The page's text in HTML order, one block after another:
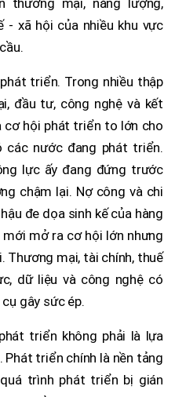
xã hội của nhiều khu vực
triển. Trong nhiều thập
đầu tư, công nghệ và kết
cơ hội phát triển to lớn cho
các nước đang phát triển.
lực ấy đang đứng trước
chậm lại. Nợ công và chi
đe dọa sinh kế của hàng
mở ra cơ hội lớn nhưng
Thương mại, tài chính, thuế
dữ liệu và công nghệ có
gây sức ép.
triển không phải là lựa
Phát triển chính là nền tảng
trình phát triển bị gián